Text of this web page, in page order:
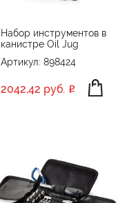
Набор инструментов в
канистре Oil Jug
Артикул: 898424
2042,42 руб.